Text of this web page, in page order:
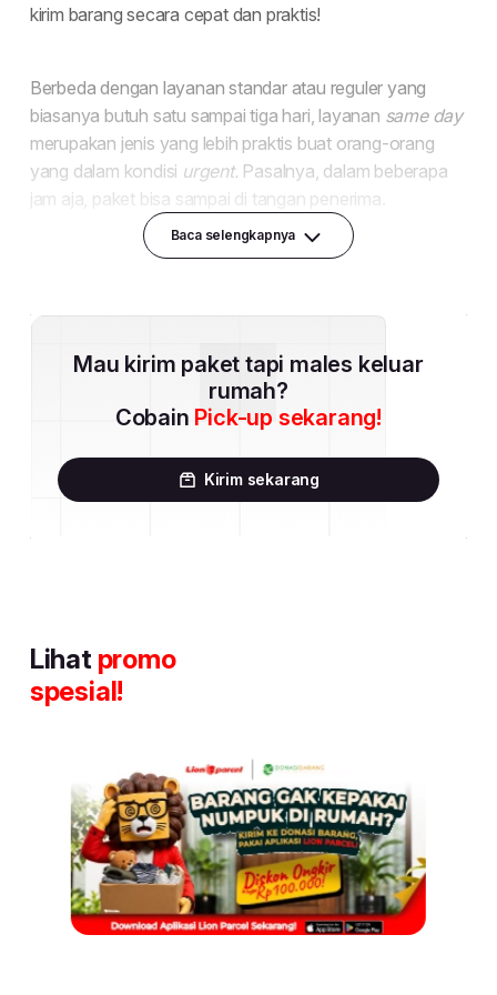
Baca selengkapnya
Mau kirim paket tapi males keluar
rumah?
Cobain Pick-up sekarang!
Kirim sekarang
Lihat promo
spesial!